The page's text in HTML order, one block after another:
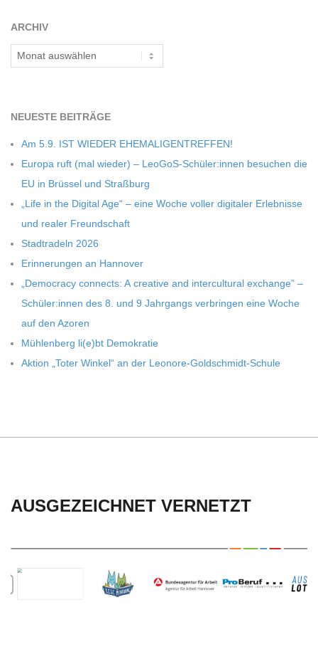
C
H
I
D
T
-
S
C
H
L
ARCHIV
Archiv
NEU­ESTE BEITRÄGE
Am 5.9. IST WIEDER EHEMALIGENTREFFEN!
Europa ruft (mal wie­der) – LeoGoS-Schüler:innen besu­chen die
EU in Brüs­sel und Straßburg
„Life in the Digi­tal Age“ – eine Woche vol­ler digi­ta­ler Erleb­nisse
und rea­ler Freundschaft
Stadt­ra­deln 2026
Erin­ne­run­gen an Hannover
„Demo­cracy con­nects: A crea­tive and inter­cul­tu­ral exch­ange” –
Schüler:innen des 8. und 9 Jahr­gangs ver­brin­gen eine Woche
auf den Azoren
Müh­len­berg li(e)bt Demokratie
Aktion „Toter Win­kel“ an der Leonore-Goldschmidt-Schule
AUSGEZEICHNET VERNETZT